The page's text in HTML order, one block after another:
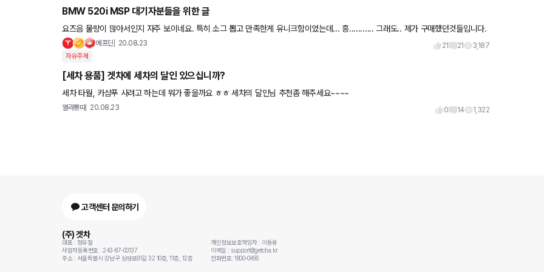
BMW 520i MSP 대기자분들을 위한 글
요즈음 물량이 많아서인지 자주 보이네요. 특히 소그 뽑고 만족한게 유니크함이었는데... 흥........... 그래도.. 제가 구매했던것들입니다.
바이오 매트 및 트렁크 매트 - http:/
에프딘 20.08.23 21 21 3,187
자유주제
[세차 용품] 겟차에 세차의 달인 있으십니까?
세차 타월, 카샴푸 사려고 하는데 뭐가 좋을까요 ㅎㅎ 세차의 달인님 추천좀 해주세요~~~~
열라뽕따 20.08.23 0 14 1,322
고객센터 문의하기
(주) 겟차
대표 : 정유철
사업자등록번호 : 243-87-00137
주소 : 서울특별시 강남구 삼성로91길 32 10층, 11층, 12층
개인정보보호책임자 : 이동용
이메일 : support@getcha.kr
전화번호: 1800-0456